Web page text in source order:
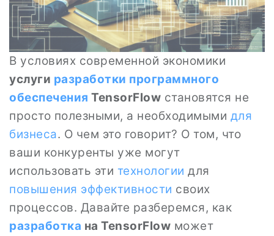
В условиях современной экономики
услуги разработки программного
обеспечения TensorFlow становятся не
просто полезными, а необходимыми для
бизнеса. О чем это говорит? О том, что
ваши конкуренты уже могут
использовать эти технологии для
повышения эффективности своих
процессов. Давайте разберемся, как
разработка на TensorFlow может